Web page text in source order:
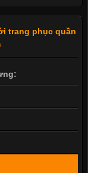
trang phục quần